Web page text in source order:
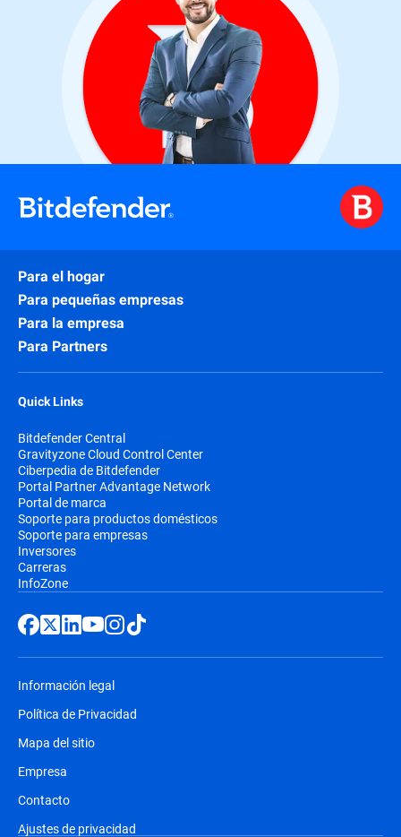
Para el hogar
Para pequeñas empresas
Para la empresa
Para Partners
Quick Links
Bitdefender Central
Gravityzone Cloud Control Center
Ciberpedia de Bitdefender
Portal Partner Advantage Network
Portal de marca
Soporte para productos domésticos
Soporte para empresas
Inversores
Carreras
InfoZone
Información legal
Política de Privacidad
Mapa del sitio
Empresa
Contacto
Ajustes de privacidad